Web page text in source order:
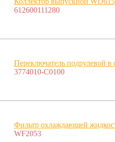
612600111280
Переключатель подрулевой в
3774010-C0100
Фильтр охлаждающей
WF2053